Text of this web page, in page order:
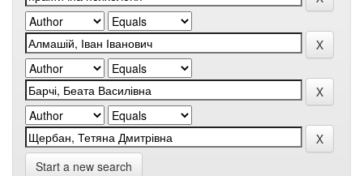
Start a new search